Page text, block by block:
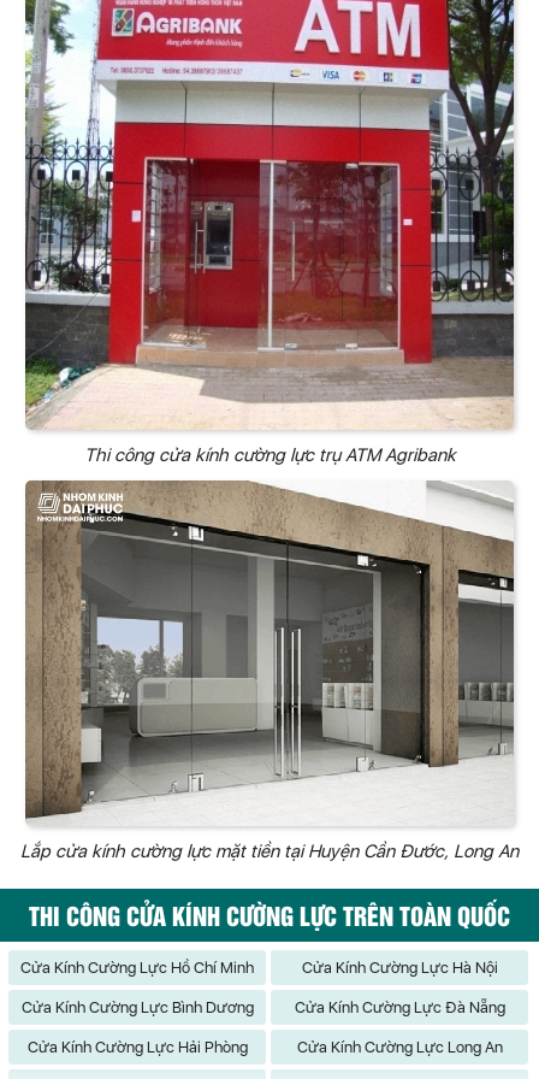
Thi công cửa kính cường lực trụ ATM Agribank
Lắp cửa kính cường lực mặt tiền tại Huyện Cần Đước, Long An
THI CÔNG CỬA KÍNH CƯỜNG LỰC TRÊN TOÀN QUỐC
Cửa Kính Cường Lực Hồ Chí Minh Cửa Kính Cường Lực Hà Nội
Cửa Kính Cường Lực Bình Dương Cửa Kính Cường Lực Đà Nẵng
Cửa Kính Cường Lực Hải Phòng Cửa Kính Cường Lực Long An